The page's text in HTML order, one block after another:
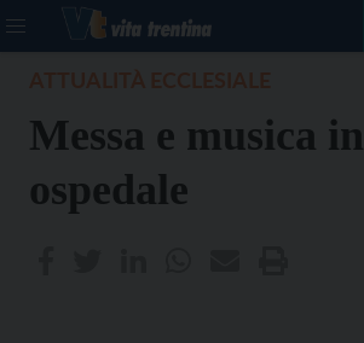
Messa e musica in
ospedale